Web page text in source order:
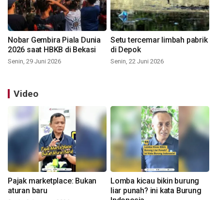
Nobar Gembira Piala Dunia
2026 saat HBKB di Bekasi
Senin, 29 Juni 2026
Setu tercemar limbah pabrik
di Depok
Senin, 22 Juni 2026
Video
Pajak marketplace: Bukan
aturan baru
Lomba kicau bikin burung
liar punah? ini kata Burung